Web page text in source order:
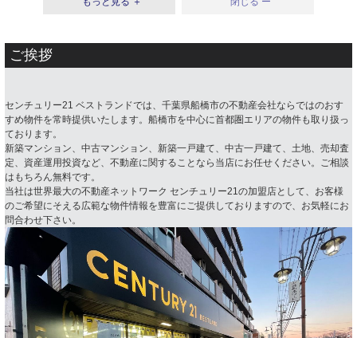
ご挨拶
センチュリー21 ベストランドでは、千葉県船橋市の不動産会社ならではのおす
すめ物件を常時提供いたします。船橋市を中心に首都圏エリアの物件も取り扱っ
ております。
新築マンション、中古マンション、新築一戸建て、中古一戸建て、土地、売却査
定、資産運用投資など、不動産に関することなら当店にお任せください。ご相談
はもちろん無料です。
当社は世界最大の不動産ネットワーク センチュリー21の加盟店として、お客様
のご希望にそえる広範な物件情報を豊富にご提供しておりますので、お気軽にお
問合わせ下さい。